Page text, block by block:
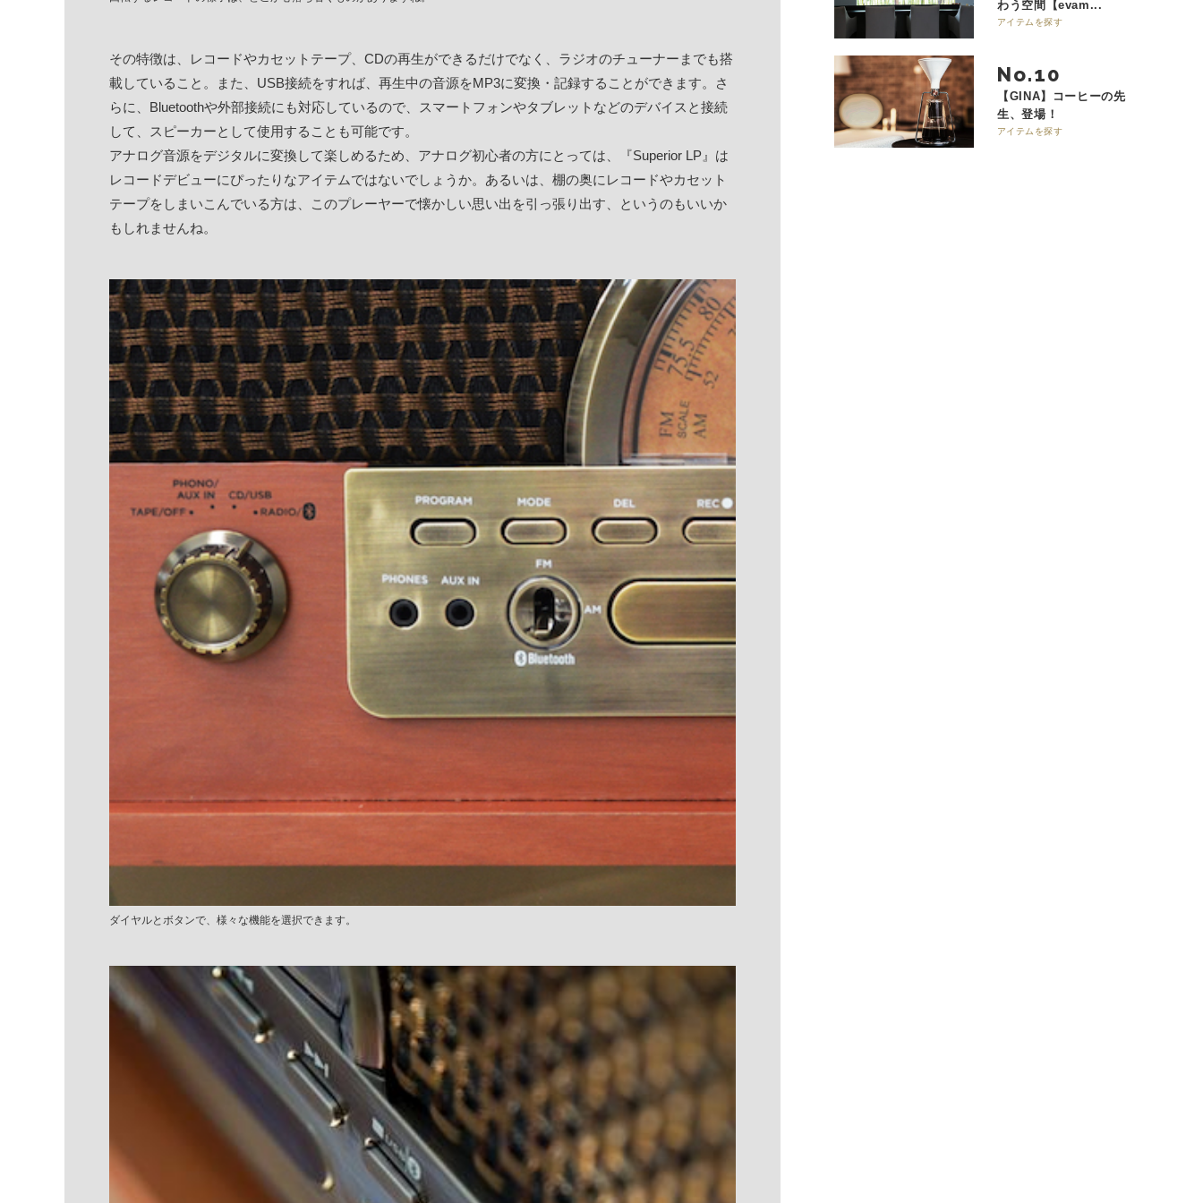
その特徴は、レコードやカセットテープ、CDの再生ができるだけでなく、ラジオのチューナーまでも搭
載していること。また、USB接続をすれば、再生中の音源をMP3に変換・記録することができます。さ
らに、Bluetoothや外部接続にも対応しているので、スマートフォンやタブレットなどのデバイスと接続
して、スピーカーとして使用することも可能です。
アナログ音源をデジタルに変換して楽しめるため、アナログ初心者の方にとっては、『Superior LP』は
レコードデビューにぴったりなアイテムではないでしょうか。あるいは、棚の奥にレコードやカセット
テープをしまいこんでいる方は、このプレーヤーで懐かしい思い出を引っ張り出す、というのもいいか
もしれませんね。
ダイヤルとボタンで、様々な機能を選択できます。
わう空間【evam...
アイテムを探す
No.
【GINA】コーヒーの先
生、登場！
アイテムを探す